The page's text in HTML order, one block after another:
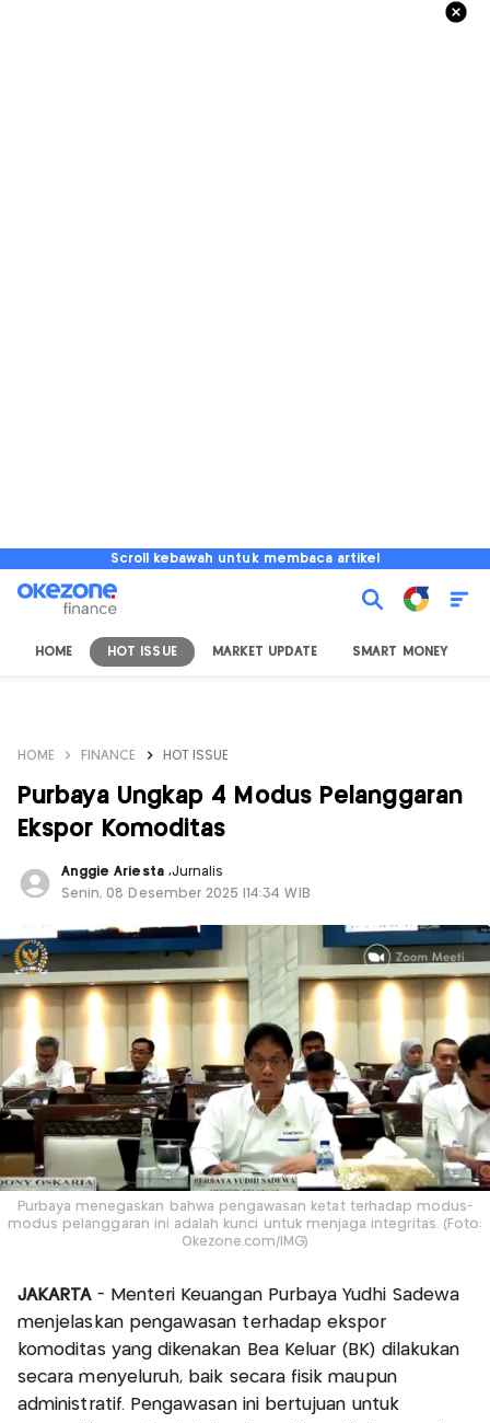
Scroll kebawah untuk membaca artikel
HOME HOT ISSUE MARKET UPDATE SMART MONEY
HOME FINANCE HOT ISSUE
Purbaya Ungkap 4 Modus Pelanggaran
Ekspor Komoditas
Anggie Ariesta ,Jurnalis
Senin, 08 Desember 2025 |14:34 WIB
Purbaya menegaskan bahwa pengawasan ketat terhadap modus-
modus pelanggaran ini adalah kunci untuk menjaga integritas. (Foto:
Okezone.com/IMG)
JAKARTA - Menteri Keuangan Purbaya Yudhi Sadewa
menjelaskan pengawasan terhadap ekspor
komoditas yang dikenakan Bea Keluar (BK) dilakukan
secara menyeluruh, baik secara fisik maupun
administratif. Pengawasan ini bertujuan untuk